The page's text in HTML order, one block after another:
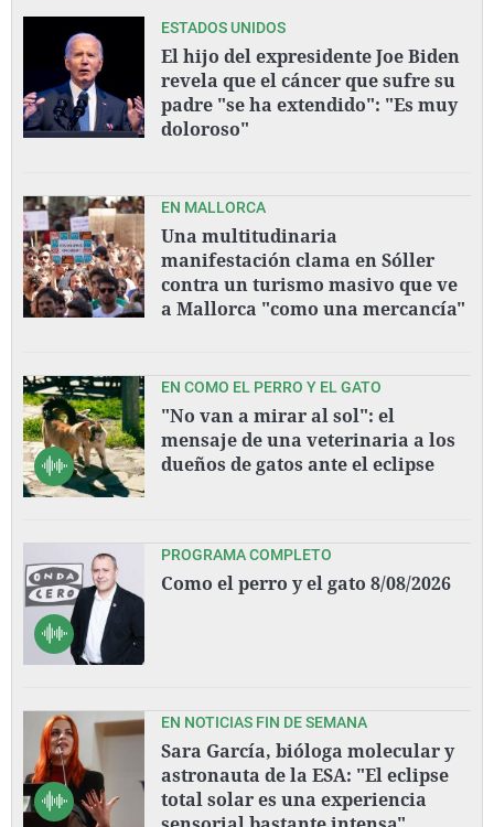
ESTADOS UNIDOS
El hijo del expresidente Joe Biden
revela que el cáncer que sufre su
padre "se ha extendido": "Es muy
doloroso"
EN MALLORCA
Una multitudinaria
manifestación clama en Sóller
contra un turismo masivo que ve
a Mallorca "como una mercancía"
EN COMO EL PERRO Y EL GATO
"No van a mirar al sol": el
mensaje de una veterinaria a los
dueños de gatos ante el eclipse
PROGRAMA COMPLETO
Como el perro y el gato 8/08/2026
EN NOTICIAS FIN DE SEMANA
Sara García, bióloga molecular y
astronauta de la ESA: "El eclipse
total solar es una experiencia